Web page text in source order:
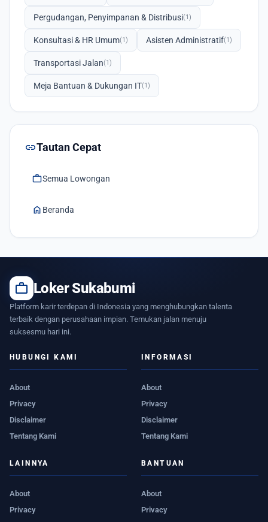
Pergudangan, Penyimpanan & Distribusi(1)
Konsultasi & HR Umum(1) Asisten Administratif(1)
Transportasi Jalan(1)
Meja Bantuan & Dukungan IT(1)
linkTautan Cepat
workSemua Lowongan
home Beranda
work Loker Sukabumi
Platform karir terdepan di Indonesia yang menghubungkan talenta
terbaik dengan perusahaan impian. Temukan jalan menuju
suksesmu hari ini.
HUBUNGI KAMI
About
Privacy
Disclaimer
Tentang Kami
INFORMASI
About
Privacy
Disclaimer
Tentang Kami
LAINNYA
About
Privacy
BANTUAN
About
Privacy